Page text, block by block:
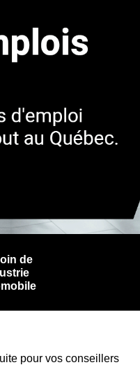
de
pour vos conseillers